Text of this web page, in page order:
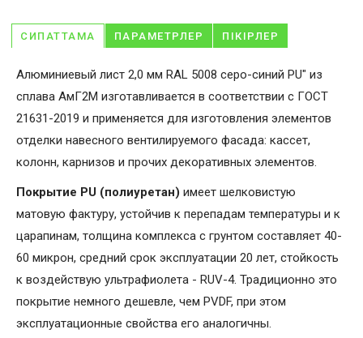
СИПАТТАМА ПАРАМЕТРЛЕР ПІКІРЛЕР
Алюминиевый лист 2,0 мм RAL 5008 серо-синий PU" из
сплава АмГ2М изготавливается в соответствии с ГОСТ
21631-2019 и применяется для изготовления элементов
отделки навесного вентилируемого фасада: кассет,
колонн, карнизов и прочих декоративных элементов.
Покрытие PU (полиуретан) имеет шелковистую
матовую фактуру, устойчив к перепадам температуры и к
царапинам, толщина комплекса с грунтом составляет 40-
60 микрон, средний срок эксплуатации 20 лет, стойкость
к воздействую ультрафиолета - RUV-4. Традиционно это
покрытие немного дешевле, чем PVDF, при этом
эксплуатационные свойства его аналогичны.